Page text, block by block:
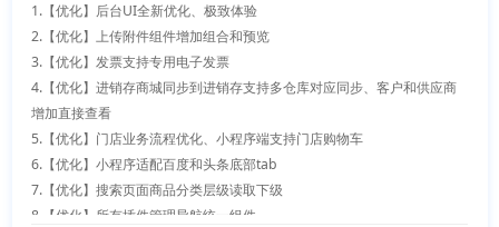
16.【优化】多语言切换支持绑定的域名
17.【新增】支持单页面设置为首页（页面设计、自定义页面、插件首页）
18.【新增】积分商城支持纯兑换模式，支持批量生成线下积分码、扫码领
积分
19.【新增】支持展示商品单位
20.【新增】新增公共商品收藏
21.【新增】商品新增价格和单位开关
22.【新增】运费设置支持多运费模式
1.【优化】后台UI全新优化、极致体验
2.【优化】上传附件组件增加组合和预览
3.【优化】发票支持专用电子发票
4.【优化】进销存商城同步到进销存支持多仓库对应同步、客户和供应商
增加直接查看
5.【优化】门店业务流程优化、小程序端支持门店购物车
6.【优化】小程序适配百度和头条底部tab
7.【优化】搜索页面商品分类层级读取下级
8.【优化】所有插件管理导航统一组件